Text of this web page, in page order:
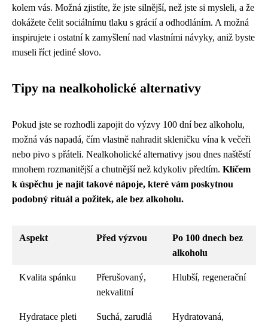
kolem vás. Možná zjistíte, že jste silnější, než jste si mysleli, a že
dokážete čelit sociálnímu tlaku s grácií a odhodláním. A možná
inspirujete i ostatní k zamyšlení nad vlastními návyky, aniž byste
museli říct jediné slovo.
Tipy na nealkoholické alternativy
Pokud jste se rozhodli zapojit do výzvy 100 dní bez alkoholu,
možná vás napadá, čím vlastně nahradit skleničku vína k večeři
nebo pivo s přáteli. Nealkoholické alternativy jsou dnes naštěstí
mnohem rozmanitější a chutnější než kdykoliv předtím. Klíčem
k úspěchu je najít takové nápoje, které vám poskytnou
podobný rituál a požitek, ale bez alkoholu.
Aspekt Před výzvou
Po 100 dnech bez
alkoholu
Kvalita spánku
Přerušovaný,
nekvalitní
Hlubší, regenerační
Hydratace pleti Suchá, zarudlá
Hydratovaná,